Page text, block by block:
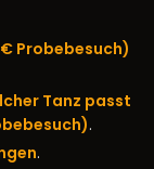
Probebesuch)
Tanz passt
.
.